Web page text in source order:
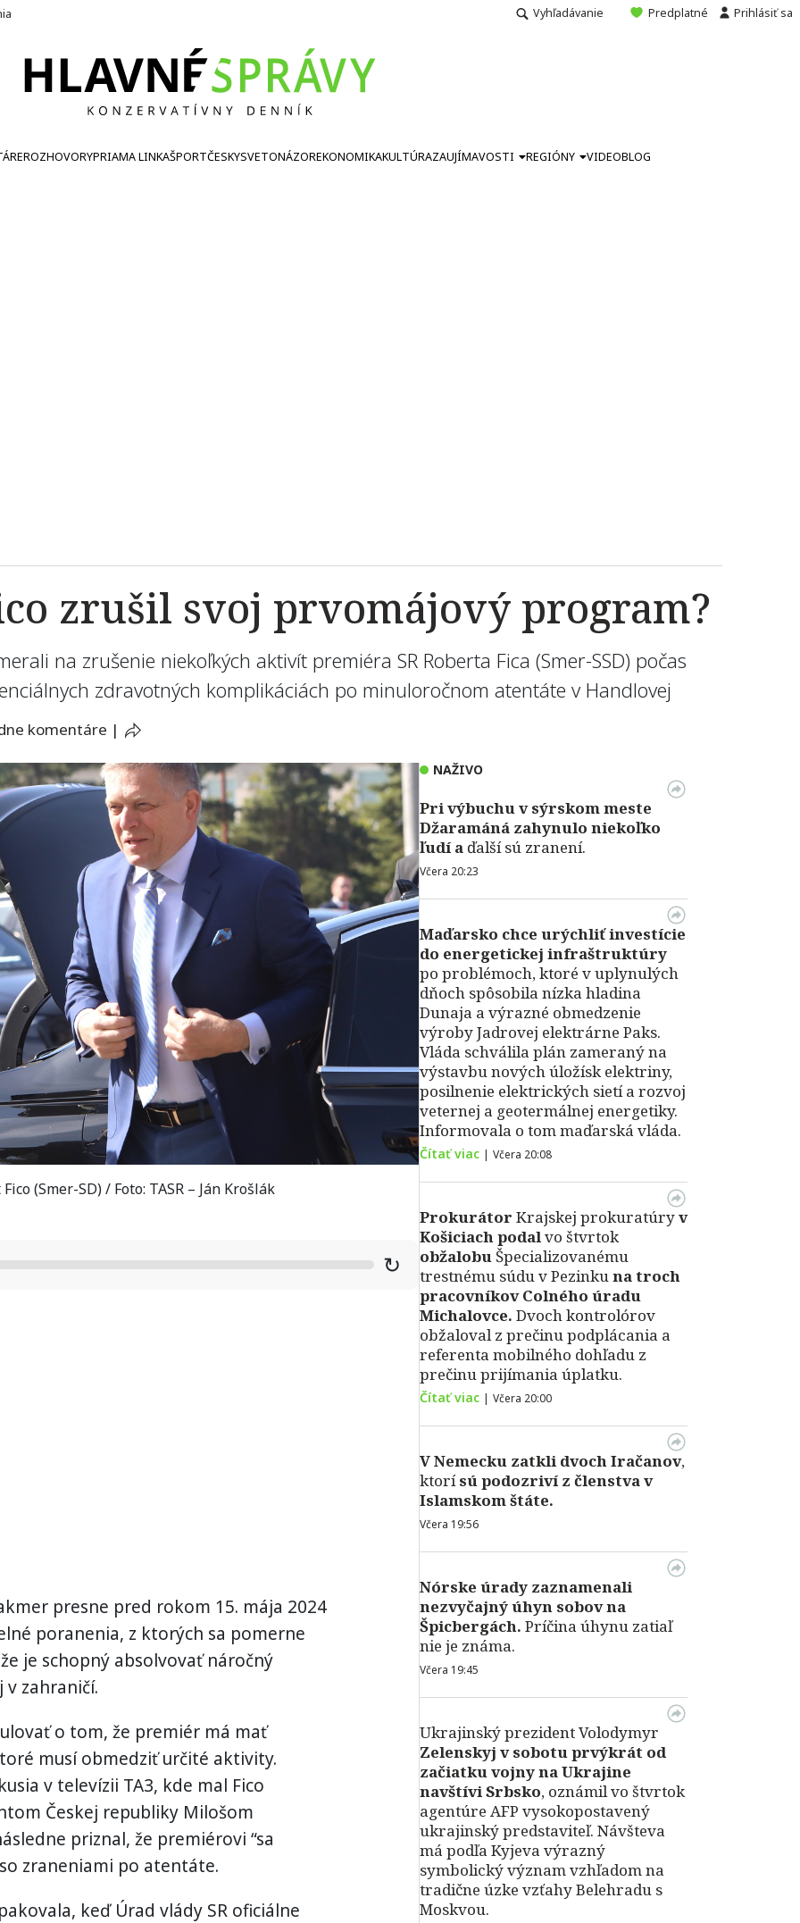
Vyhľadávanie Predplatné Prihlásiť sa
ROZHOVORYPRIAMA LINKAŠPORTČESKYSVETONÁZOREKONOMIKAKULTÚRAZAUJÍMAVOSTI REGIÓNY VIDEOBLOG
zrušil svoj prvomájový program?
na zrušenie niekoľkých aktivít premiéra SR Roberta Fica (Smer-SSD) počas
zdravotných komplikáciách po minuloročnom atentáte v Handlovej
komentáre |
(Smer-SD) / Foto: TASR – Ján Krošlák
↻
presne pred rokom 15. mája 2024
poranenia, z ktorých sa pomerne
je schopný absolvovať náročný
zahraničí.
o tom, že premiér má mať
musí obmedziť určité aktivity.
v televízii TA3, kde mal Fico
Českej republiky Milošom
priznal, že premiérovi “sa
zraneniami po atentáte.
keď Úrad vlády SR oficiálne
NAŽIVO
Pri výbuchu v sýrskom meste
Džaramáná zahynulo niekoľko
ľudí a ďalší sú zranení.
Včera 20:23
Maďarsko chce urýchliť investície
do energetickej infraštruktúry
po problémoch, ktoré v uplynulých
dňoch spôsobila nízka hladina
Dunaja a výrazné obmedzenie
výroby Jadrovej elektrárne Paks.
Vláda schválila plán zameraný na
výstavbu nových úložísk elektriny,
posilnenie elektrických sietí a rozvoj
veternej a geotermálnej energetiky.
Informovala o tom maďarská vláda.
Čítať viac | Včera 20:08
Prokurátor Krajskej prokuratúryv
Košiciach podalvo štvrtok
obžalobu Špecializovanému
trestnému súdu v Pezinkuna troch
pracovníkov Colného úradu
Michalovce. Dvoch kontrolórov
obžaloval z prečinu podplácania a
referenta mobilného dohľadu z
prečinu prijímania úplatku.
Čítať viac | Včera 20:00
V Nemecku zatkli dvoch Iračanov,
ktorísú podozriví z členstva v
Islamskom štáte.
Včera 19:56
Nórske úrady zaznamenali
nezvyčajný úhyn sobov na
Špicbergách. Príčina úhynu zatiaľ
nie je známa.
Včera 19:45
Ukrajinský prezident Volodymyr
Zelenskyj v sobotu prvýkrát od
začiatku vojny na Ukrajine
navštívi Srbsko, oznámil vo štvrtok
agentúre AFP vysokopostavený
ukrajinský predstaviteľ. Návšteva
má podľa Kyjeva výrazný
symbolický význam vzhľadom na
tradične úzke vzťahy Belehradu s
Moskvou.